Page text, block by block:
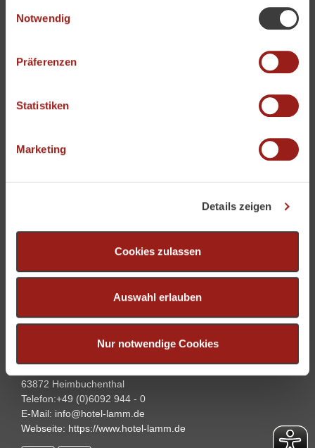
Trigger Symbol ändern oder widerrufen
Informationen über Ihre geografische Lage
können
bestimmten Merkmalen (Fingerprinting) identifizieren
Erfahren Sie mehr darüber, wie Ihre persönlichen Daten
zu können und die Zugriffe auf unsere Website zu
analysieren. Außerdem geben wir Informationen zu Ihrer
Verwendung unserer Website an unsere Partner für
Partner führen diese Informationen möglicherweise mit
weiteren Daten zusammen, die Sie ihnen bereitgestellt
haben oder die sie im Rahmen Ihrer Nutzung der Dienste
gesammelt haben.
Notwendig
Präferenzen
Statistiken
Marketing
Details zeigen
Cookies zulassen
Auswahl erlauben
Nur notwendige Cookies
AGB | Widerruf
Datenschutz
Download
Newsletter Anmeldung
St.-Martinus-Str. 1
63872 Heimbuchenthal
Telefon:+49 (0)6092 944 - 0
E-Mail: info@hotel-lamm.de
Webseite: https://www.hotel-lamm.de